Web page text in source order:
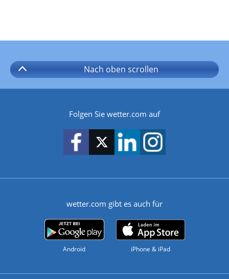
Nach oben scrollen
Folgen Sie wetter.com auf
wetter.com gibt es auch für
Android iPhone & iPad